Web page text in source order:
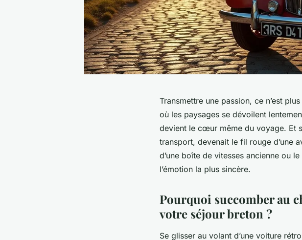
Transmettre une passion, ce n’est
où les paysages se dévoilent
devient le cœur même du voyage. Et
transport, devenait le fil rouge d’une
d’une boîte de vitesses ancienne ou
l’émotion la plus sincère.
Pourquoi succomber au
votre séjour breton ?
Se glisser au volant d’une voiture